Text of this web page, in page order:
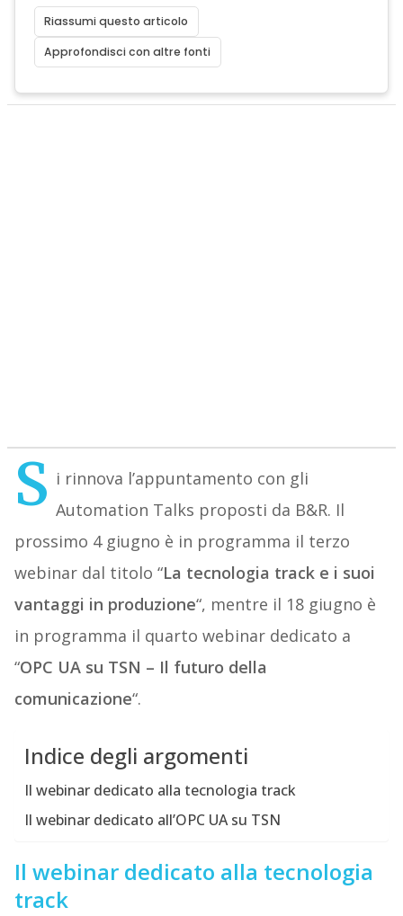
Riassumi questo articolo
Approfondisci con altre fonti
S i rinnova l’appuntamento con gli
Automation Talks proposti da B&R. Il
prossimo 4 giugno è in programma il terzo
webinar dal titolo “La tecnologia track e i suoi
vantaggi in produzione“, mentre il 18 giugno è
in programma il quarto webinar dedicato a
“OPC UA su TSN – Il futuro della
comunicazione“.
Indice degli argomenti
Il webinar dedicato alla tecnologia track
Il webinar dedicato all’OPC UA su TSN
Il webinar dedicato alla tecnologia
track